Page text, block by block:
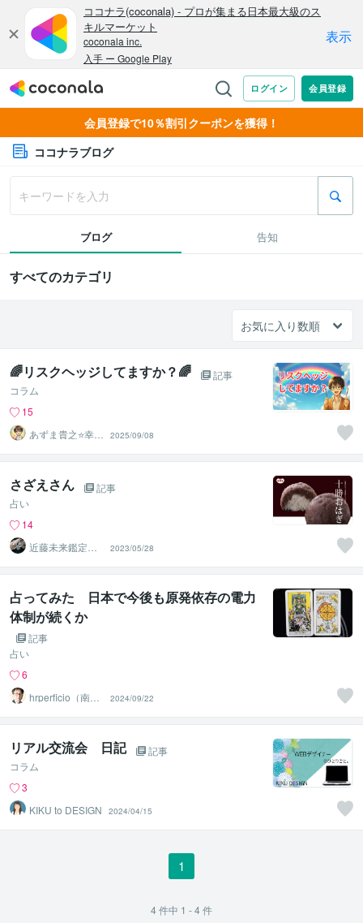
会員登録で10％割引クーポンを獲得！
ココナラブログ
ブログ 告知
すべてのカテゴリ
🌈リスクヘッジしてますか？🌈
記事
コラム
15
あずま貴之⭐幸せ
自分軸の生き方
育成コーチ
2025/09/08
さざえさん
記事
占い
14
近藤未来鑑定
近藤 光 【移転
済】
2023/05/28
占ってみた 日本で今後も原発依存の電力
体制が続くか
記事
占い
6
hrperficio（南仙
台の父）
2024/09/22
リアル交流会 日記
記事
コラム
3
KIKU to DESIGN
2024/04/15
1
4件中 1 - 4件